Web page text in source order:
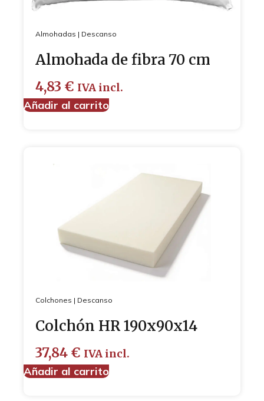
Almohadas | Descanso
Almohada de fibra 70 cm
4,83 € IVA incl.
Añadir al carrito
Colchones | Descanso
Colchón HR 190x90x14
37,84 € IVA incl.
Añadir al carrito